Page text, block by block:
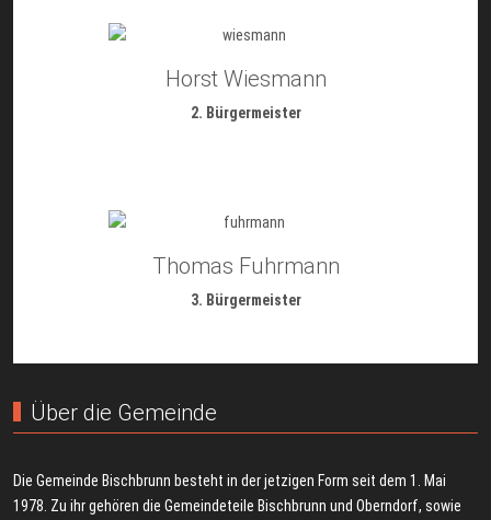
Horst Wiesmann
2. Bürgermeister
Thomas Fuhrmann
3. Bürgermeister
Über die Gemeinde
Die Gemeinde Bischbrunn besteht in der jetzigen Form seit dem 1. Mai
1978. Zu ihr gehören die Gemeindeteile Bischbrunn und Oberndorf, sowie